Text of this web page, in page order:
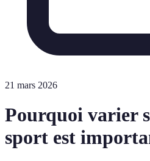
21 mars 2026
Pourquoi varier
sport est